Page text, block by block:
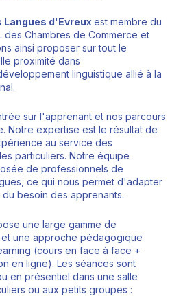
Langues d'Evreux est membre du
des Chambres de Commerce et
ainsi proposer sur tout le
proximité dans
linguistique allié à la
sur l'apprenant et nos parcours
Notre expertise est le résultat de
au service des
particuliers. Notre équipe
de professionnels de
ce qui nous permet d'adapter
besoin des apprenants.
une large gamme de
une approche pédagogique
(cours en face à face +
en ligne). Les séances sont
en présentiel dans une salle
ou aux petits groupes :